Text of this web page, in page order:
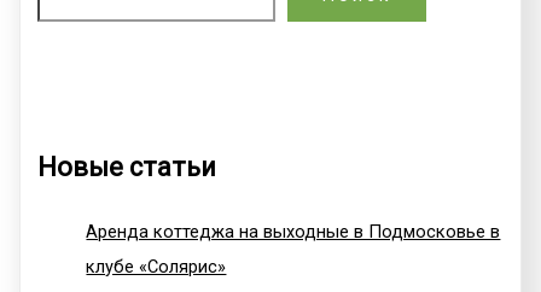
Новые статьи
Аренда коттеджа на выходные в Подмосковье в
клубе «Солярис»